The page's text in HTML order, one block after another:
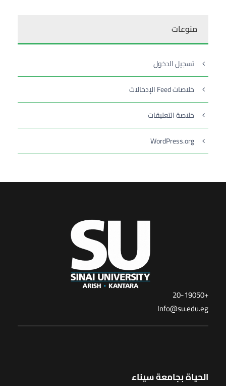
منوعات
تسجيل الدخول
خلاصات Feed الإدخالات
خلاصة التعليقات
WordPress.org
+20-19050
Info@su.edu.eg
الحياة بجامعة سيناء